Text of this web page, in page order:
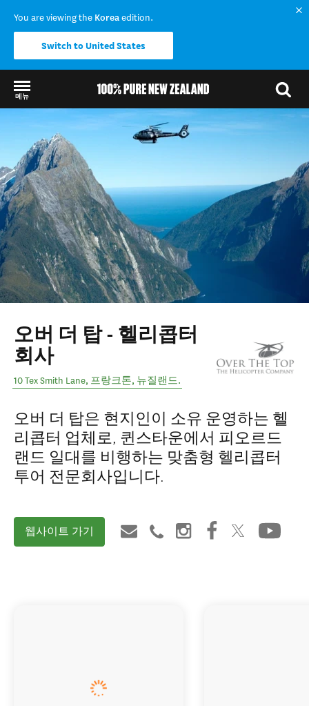
You are viewing the Koreaedition.
Switch to United States
메뉴
Back to my results
오버 더 탑 - 헬리콥터
회사
10 Tex Smith Lane, 프랑크톤, 뉴질랜드.
오버 더 탑은 현지인이 소유 운영하는 헬
리콥터 업체로, 퀸스타운에서 피오르드
랜드 일대를 비행하는 맞춤형 헬리콥터
투어 전문회사입니다.
웹사이트 가기